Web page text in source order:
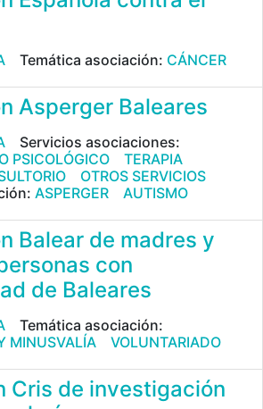
Temática asociación: CÁNCER
Asperger Baleares
Servicios asociaciones:
PSICOLÓGICO
TERAPIA
OTROS SERVICIOS
ASPERGER AUTISMO
Balear de madres y
con
de Baleares
Temática asociación:
MINUSVALÍA
VOLUNTARIADO
Cris de investigación